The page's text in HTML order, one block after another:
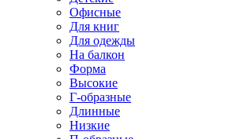
Офисные
Для книг
Для одежды
На балкон
Форма
Высокие
Г-образные
Длинные
Низкие